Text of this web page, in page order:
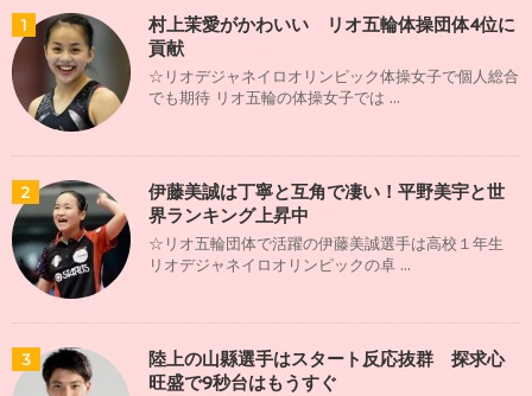
1
村上茉愛がかわいい リオ五輪体操団体4位に
貢献
☆リオデジャネイロオリンピック体操女子で個人総合
でも期待 リオ五輪の体操女子では ...
2
伊藤美誠は丁寧と互角で凄い！平野美宇と世
界ランキング上昇中
☆リオ五輪団体で活躍の伊藤美誠選手は高校１年生
リオデジャネイロオリンピックの卓 ...
3
陸上の山縣選手はスタート反応抜群 探求心
旺盛で9秒台はもうすぐ